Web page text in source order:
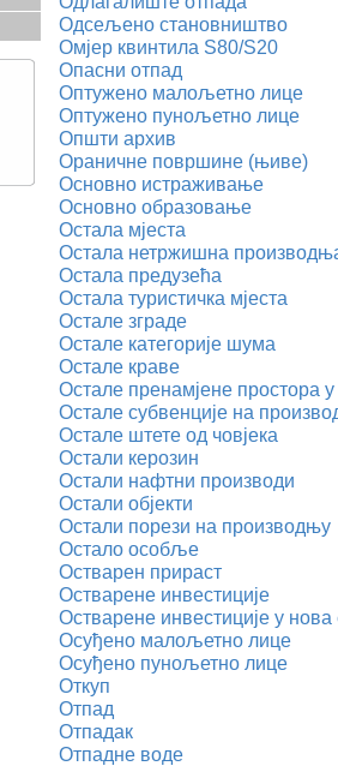
Одсељено становништво
Омјер квинтила S80/S20
Опасни отпад
Оптужено малољетно лице
Оптужено пунољетно лице
Општи архив
Ораничне површине (њиве)
Основно истраживање
Основно образовање
Остала мјеста
Остала нетржишна
Остала предузећа
Остала туристичка мјеста
Остале зграде
Остале категорије шума
Остале краве
Остале пренамјене простора
Остале субвенције на
Остале штете од човјека
Остали керозин
Остали нафтни производи
Остали објекти
Остали порези на производњу
Остало особље
Остварен прираст
Остварене инвестиције
Остварене инвестиције у нова
Осуђено малољетно лице
Осуђено пунољетно лице
Откуп
Отпад
Отпадак
Отпадне воде